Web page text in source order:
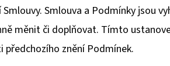
Smlouva a Podmínky jsou
měnit či doplňovat. Tímto
znění Podmínek.